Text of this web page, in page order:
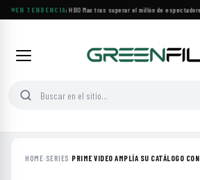
EN TENDENCIA
BACKROOMS llega a HBO Max tras superar el millón de
HOME› SERIES ›PRIME VIDEO AMPLÍA SU CATÁLOGO